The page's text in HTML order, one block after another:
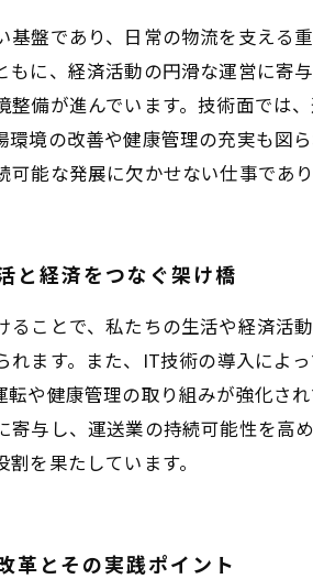
盤であり、日常の物流を支える
もに、経済活動の円滑な運営に寄
整備が進んでいます。技術面では
境の改善や健康管理の充実も図
能な発展に欠かせない仕事であ
と経済をつなぐ架け橋
ことで、私たちの生活や経済活
れます。また、IT技術の導入によ
や健康管理の取り組みが強化さ
寄与し、運送業の持続可能性を高
を果たしています。
革とその実践ポイント